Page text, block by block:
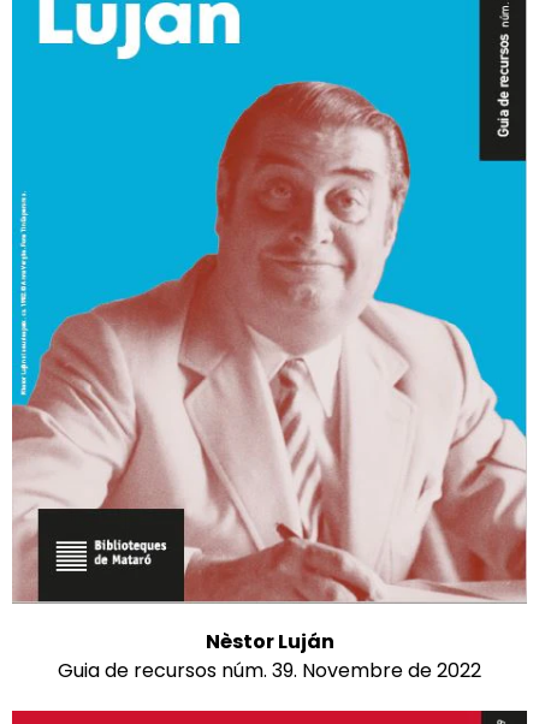
Nèstor Luján
Guia de recursos núm. 39. Novembre de 2022